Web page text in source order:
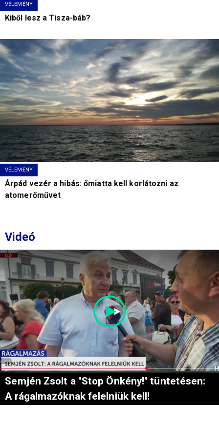
VÉLEMÉNY
Kiből lesz a Tisza-báb?
VÉLEMÉNY
Árpád vezér a hibás: őmiatta kell korlátozni az
atomerőművet
Videó
Semjén Zsolt a "Stop Önkény!" tüntetésen:
A rágalmazóknak felelniük kell!